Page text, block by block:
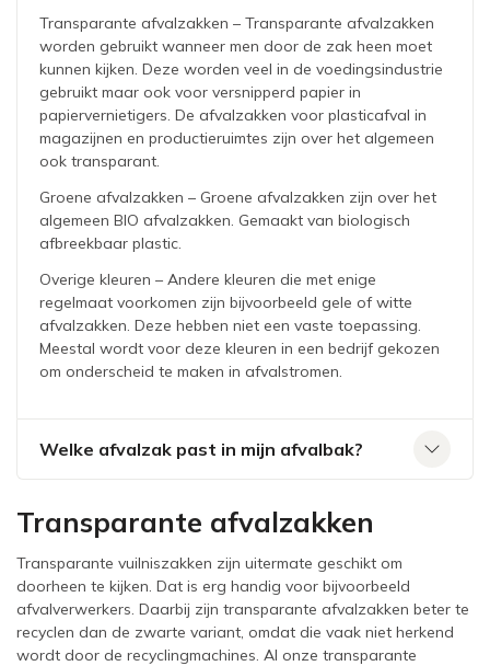
Transparante afvalzakken – Transparante afvalzakken
worden gebruikt wanneer men door de zak heen moet
kunnen kijken. Deze worden veel in de voedingsindustrie
gebruikt maar ook voor versnipperd papier in
papiervernietigers. De afvalzakken voor plasticafval in
magazijnen en productieruimtes zijn over het algemeen
ook transparant.
Groene afvalzakken – Groene afvalzakken zijn over het
algemeen BIO afvalzakken. Gemaakt van biologisch
afbreekbaar plastic.
Overige kleuren – Andere kleuren die met enige
regelmaat voorkomen zijn bijvoorbeeld gele of witte
afvalzakken. Deze hebben niet een vaste toepassing.
Meestal wordt voor deze kleuren in een bedrijf gekozen
om onderscheid te maken in afvalstromen.
Welke afvalzak past in mijn afvalbak?
Transparante afvalzakken
Transparante vuilniszakken zijn uitermate geschikt om
doorheen te kijken. Dat is erg handig voor bijvoorbeeld
afvalverwerkers. Daarbij zijn transparante afvalzakken beter te
recyclen dan de zwarte variant, omdat die vaak niet herkend
wordt door de recyclingmachines. Al onze transparante